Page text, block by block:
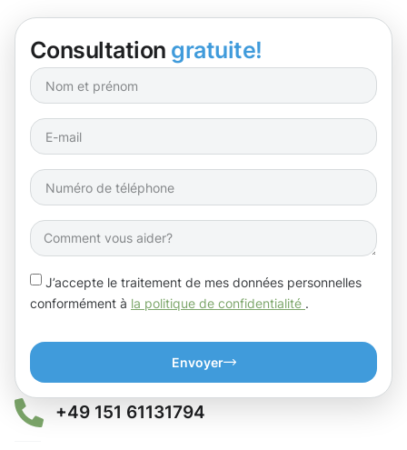
Consultation gratuite!
J’accepte le traitement de mes données personnelles
conformément à la politique de confidentialité .
Envoyer
+49 151 61131794